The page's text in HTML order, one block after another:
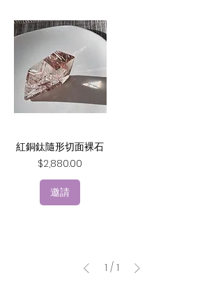
紅銅鈦隨形切面裸石
價格
$2,880.00
邀請
1 / 1